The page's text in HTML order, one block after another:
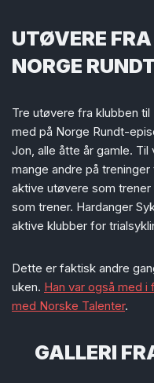
UTØVERE
NORGE
Tre utøvere fra klubben til
med på Norge Rundt-
Jon, alle åtte år gamle.
mange andre på
aktive utøvere som trener
som trener. Hardanger
aktive klubber for
Dette er faktisk andre
uken. Han var også med
med Norske Talenter.
GALLERI